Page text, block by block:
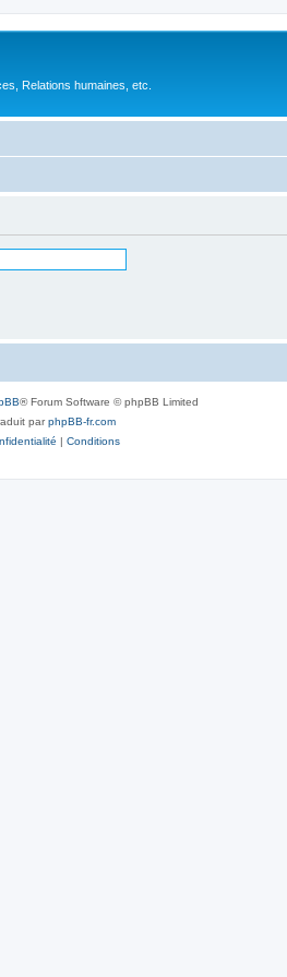
Relations humaines, etc.
® Forum Software © phpBB Limited
parphpBB-fr.com
| Conditions